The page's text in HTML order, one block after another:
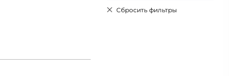
Сбросить фильтры